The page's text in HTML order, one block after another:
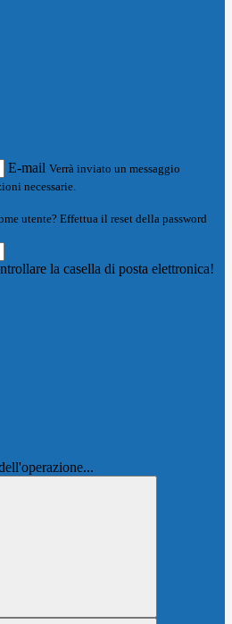
E-mail Verrà inviato un messaggio
necessarie.
utente? Effettua il reset della password
la casella di posta elettronica!